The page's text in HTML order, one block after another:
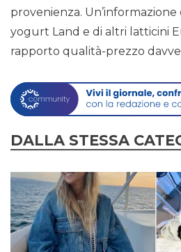
provenienza.
yogurt Land e di altri latticini
rapporto qualità-prezzo
DALLA STESSA